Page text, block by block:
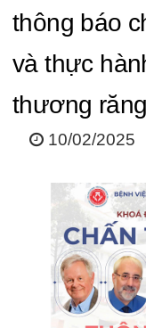
thông báo
và thực
thương
10/02/